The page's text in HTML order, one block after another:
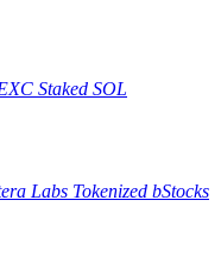
M
фьючерсы
Staked SOL
Labs Tokenized bStocks